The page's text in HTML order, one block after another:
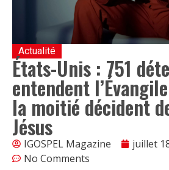
Actualité
États-Unis : 751
entendent
la moitié décident
Jésus
IGOSPEL Magazine juillet
No Comments